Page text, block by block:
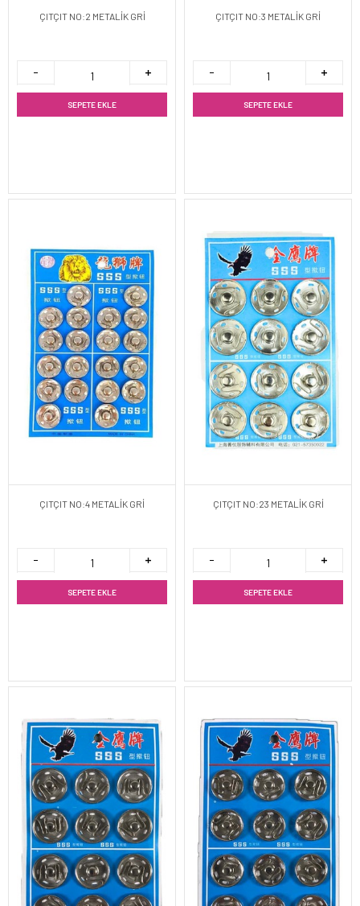
ÇITÇIT NO:2 METALİK GRİ
SEPETE EKLE
ÇITÇIT NO:3 METALİK GRİ
SEPETE EKLE
ÇITÇIT NO:4 METALİK GRİ
SEPETE EKLE
ÇITÇIT NO:23 METALİK GRİ
SEPETE EKLE